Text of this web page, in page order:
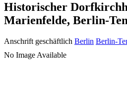
Historischer
Marienfelde, Berlin-
Anschrift geschäftlich Berlin Berlin-
No Image Available